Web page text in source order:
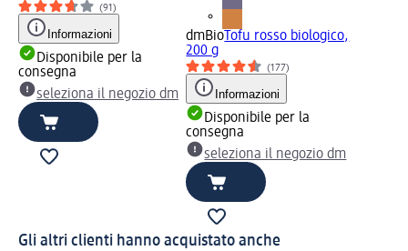
(91)
Informazioni
Disponibile per la
consegna
seleziona il negozio dm
dmBioTofu rosso biologico,
200 g
(177)
Informazioni
Disponibile per la
consegna
seleziona il negozio dm
Gli altri clienti hanno acquistato anche